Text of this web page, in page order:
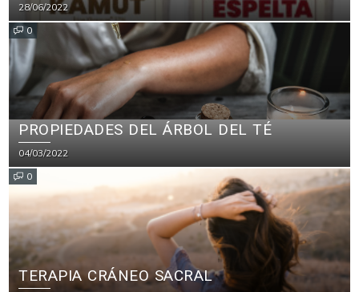
28/06/2022
0
PROPIEDADES DEL ÁRBOL DEL TÉ
04/03/2022
0
TERAPIA CRÁNEO SACRAL